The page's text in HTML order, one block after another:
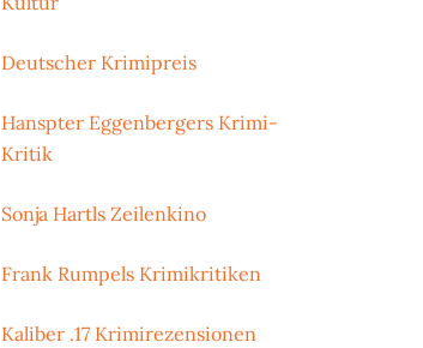
Deutscher Krimipreis
Hanspter Eggenbergers Krimi-
Kritik
Sonja Hartls Zeilenkino
Frank Rumpels Krimikritiken
Kaliber .17 Krimirezensionen